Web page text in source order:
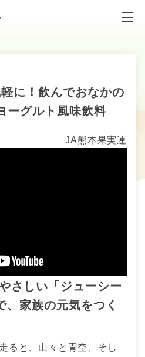
に！飲んでおなかの
ーグルト風味飲料
JA熊本果実連
さしい「ジューシー
、家族の元気をつく
ると、山々と青空、そし